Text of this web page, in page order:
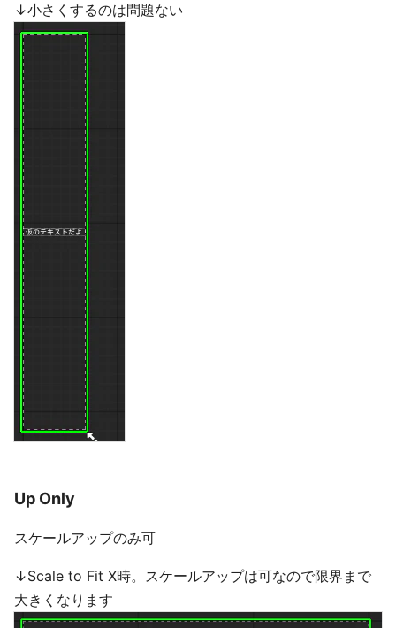
↓小さくするのは問題ない
Up Only
スケールアップのみ可
↓Scale to Fit X時。スケールアップは可なので限界まで
大きくなります